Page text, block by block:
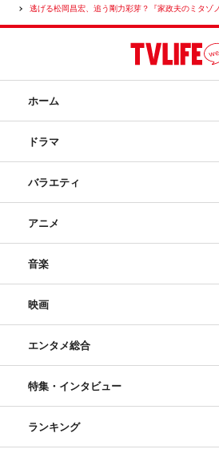
逃げる松岡昌宏、追う剛力彩芽？『家政夫のミタゾ
ホーム
ドラマ
バラエティ
アニメ
音楽
映画
エンタメ総合
特集・インタビュー
ランキング